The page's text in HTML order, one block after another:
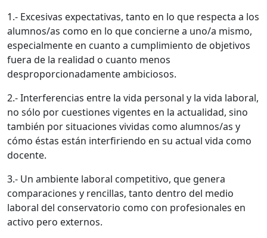
1.- Excesivas expectativas, tanto en lo que respecta a los
alumnos/as como en lo que concierne a uno/a mismo,
especialmente en cuanto a cumplimiento de objetivos
fuera de la realidad o cuanto menos
desproporcionadamente ambiciosos.
2.- Interferencias entre la vida personal y la vida laboral,
no sólo por cuestiones vigentes en la actualidad, sino
también por situaciones vividas como alumnos/as y
cómo éstas están interfiriendo en su actual vida como
docente.
3.- Un ambiente laboral competitivo, que genera
comparaciones y rencillas, tanto dentro del medio
laboral del conservatorio como con profesionales en
activo pero externos.